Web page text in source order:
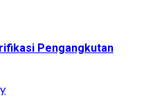
Pengangkutan